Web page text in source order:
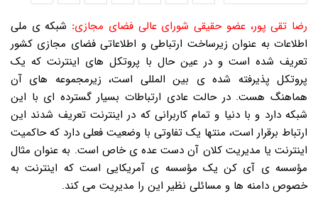
رضا تقی پور، عضو حقیقی شورای عالی فضای مجازی: شبکه ی ملی
اطلاعات به عنوان زیرساخت ارتباطی و اطلاعاتی فضای مجازی کشور
تعریف شده است و در عین حال با پروتکل های اینترنت که یک
پروتکل پذیرفته شده ی بین المللی است، زیرمجموعه های آن
هماهنگ هست. در حالت عادی ارتباطات بسیار گسترده ای با این
شبکه دارد و با دنیا و تمام کاربرانی که در اینترنت تعریف شدند این
ارتباط برقرار است، منتها یک تفاوتی با وضعیت فعلی دارد که حاکمیت
اینترنت یا مدیریت کلان آن دست عده ی خاص است. به عنوان مثال
مؤسسه ی آی کن یک مؤسسه ی آمریکایی است که اینترنت به
خصوص دامنه ها و مسائلی نظیر این را مدیریت می کند.